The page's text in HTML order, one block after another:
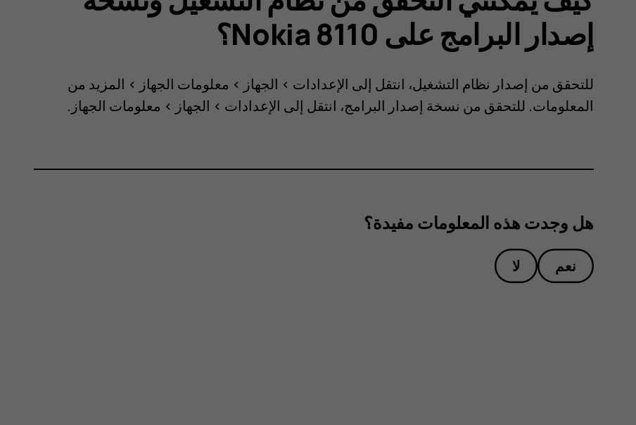
إصدار البرامج على Nokia 8110؟
للتحقق من إصدار نظام التشغيل، انتقل إلى الإعدادات > الجهاز > معلومات الجهاز > المزيد من
المعلومات. للتحقق من نسخة إصدار البرامج، انتقل إلى الإعدادات > الجهاز > معلومات الجهاز .
هل وجدت هذه المعلومات مفيدة؟
نعم لا